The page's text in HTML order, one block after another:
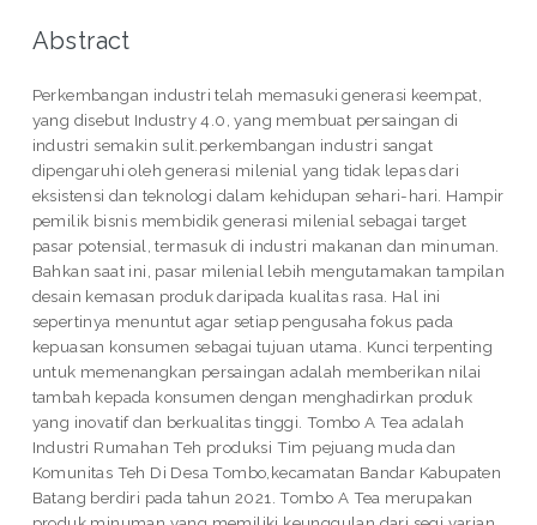
Abstract
Perkembangan industri telah memasuki generasi keempat,
yang disebut Industry 4.0, yang membuat persaingan di
industri semakin sulit.perkembangan industri sangat
dipengaruhi oleh generasi milenial yang tidak lepas dari
eksistensi dan teknologi dalam kehidupan sehari-hari. Hampir
pemilik bisnis membidik generasi milenial sebagai target
pasar potensial, termasuk di industri makanan dan minuman.
Bahkan saat ini, pasar milenial lebih mengutamakan tampilan
desain kemasan produk daripada kualitas rasa. Hal ini
sepertinya menuntut agar setiap pengusaha fokus pada
kepuasan konsumen sebagai tujuan utama. Kunci terpenting
untuk memenangkan persaingan adalah memberikan nilai
tambah kepada konsumen dengan menghadirkan produk
yang inovatif dan berkualitas tinggi. Tombo A Tea adalah
Industri Rumahan Teh produksi Tim pejuang muda dan
Komunitas Teh Di Desa Tombo,kecamatan Bandar Kabupaten
Batang berdiri pada tahun 2021. Tombo A Tea merupakan